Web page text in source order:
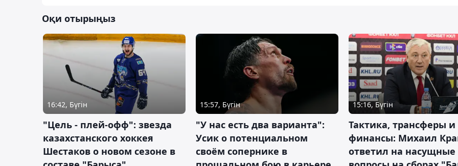
Оқи отырыңыз
16:42, Бүгін
"Цель - плей-офф": звезда
казахстанского хоккея
Шестаков о новом сезоне в
15:57, Бүгін
"У нас есть два варианта":
Усик о потенциальном
своём сопернике в
15:16, Бүгін
Тактика, трансферы и
финансы: Михаил
ответил на насущные